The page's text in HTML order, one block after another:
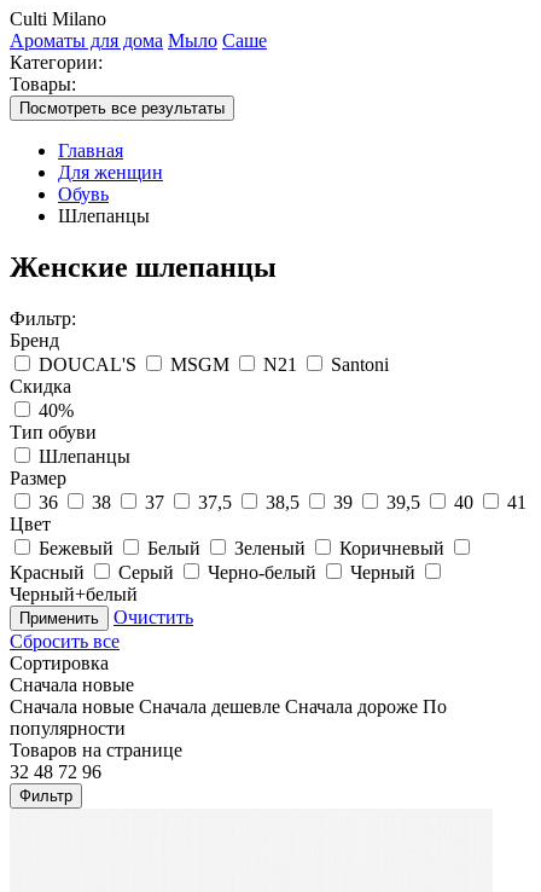
Culti Milano
Ароматы для дома Мыло Саше
Категории:
Товары:
Посмотреть все результаты
Главная
Для женщин
Обувь
Шлепанцы
Женские шлепанцы
Фильтр:
Бренд
DOUCAL'S
MSGM N21
Santoni
Скидка
40%
Тип обуви
Шлепанцы
Размер
36
38 37 37,5 38,5 39 39,5 40
41
Цвет
Бежевый
Белый Зеленый
Коричневый
Красный
Серый Черно-белый
Черный
Черный+белый
Применить
Очистить
Сбросить все
Сортировка
Сначала новые
Сначала новые Сначала дешевле Сначала дороже По
популярности
Товаров на странице
32 48 72 96
Фильтр